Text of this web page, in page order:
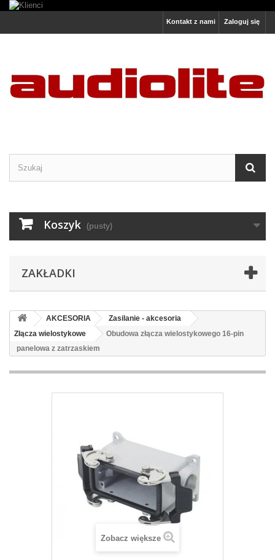
Zaloguj się
Kontakt z nami
Koszyk (pusty)
ZAKŁADKI
AKCESORIA
Zasilanie - akcesoria
Złącza wielostykowe
Obudowa złącza wielostykowego 16-pin
panelowa z zatrzaskiem
Zobacz większe